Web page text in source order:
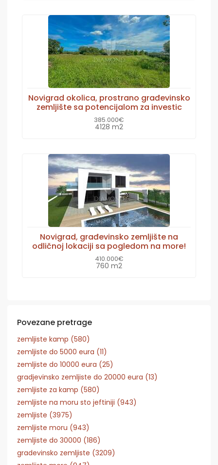
Novigrad okolica, prostrano građevinsko
zemljište sa potencijalom za investic
385.000€
4128 m2
Novigrad, građevinsko zemljište na
odličnoj lokaciji sa pogledom na more!
410.000€
760 m2
Povezane pretrage
zemljiste kamp (580)
zemljiste do 5000 eura (11)
zemljiste do 10000 eura (25)
gradjevinsko zemljiste do 20000 eura (13)
zemljiste za kamp (580)
zemljiste na moru sto jeftiniji (943)
zemljiste (3975)
zemljiste moru (943)
zemljiste do 30000 (186)
gradevinsko zemljiste (3209)